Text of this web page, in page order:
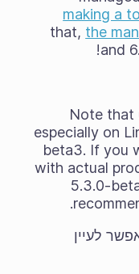
making a
that, the
and
Note that
especially on
beta3. If you
with actual
5.3.0-
לעיין